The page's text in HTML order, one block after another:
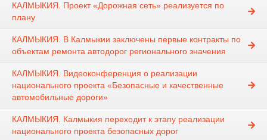
КАЛМЫКИЯ. Проект «Дорожная сеть» реализуется по
плану
КАЛМЫКИЯ. В Калмыкии заключены первые контракты по
объектам ремонта автодорог регионального значения
КАЛМЫКИЯ. Видеоконференция о реализации
национального проекта «Безопасные и качественные
автомобильные дороги»
КАЛМЫКИЯ. Калмыкия переходит к этапу реализации
национального проекта безопасных дорог